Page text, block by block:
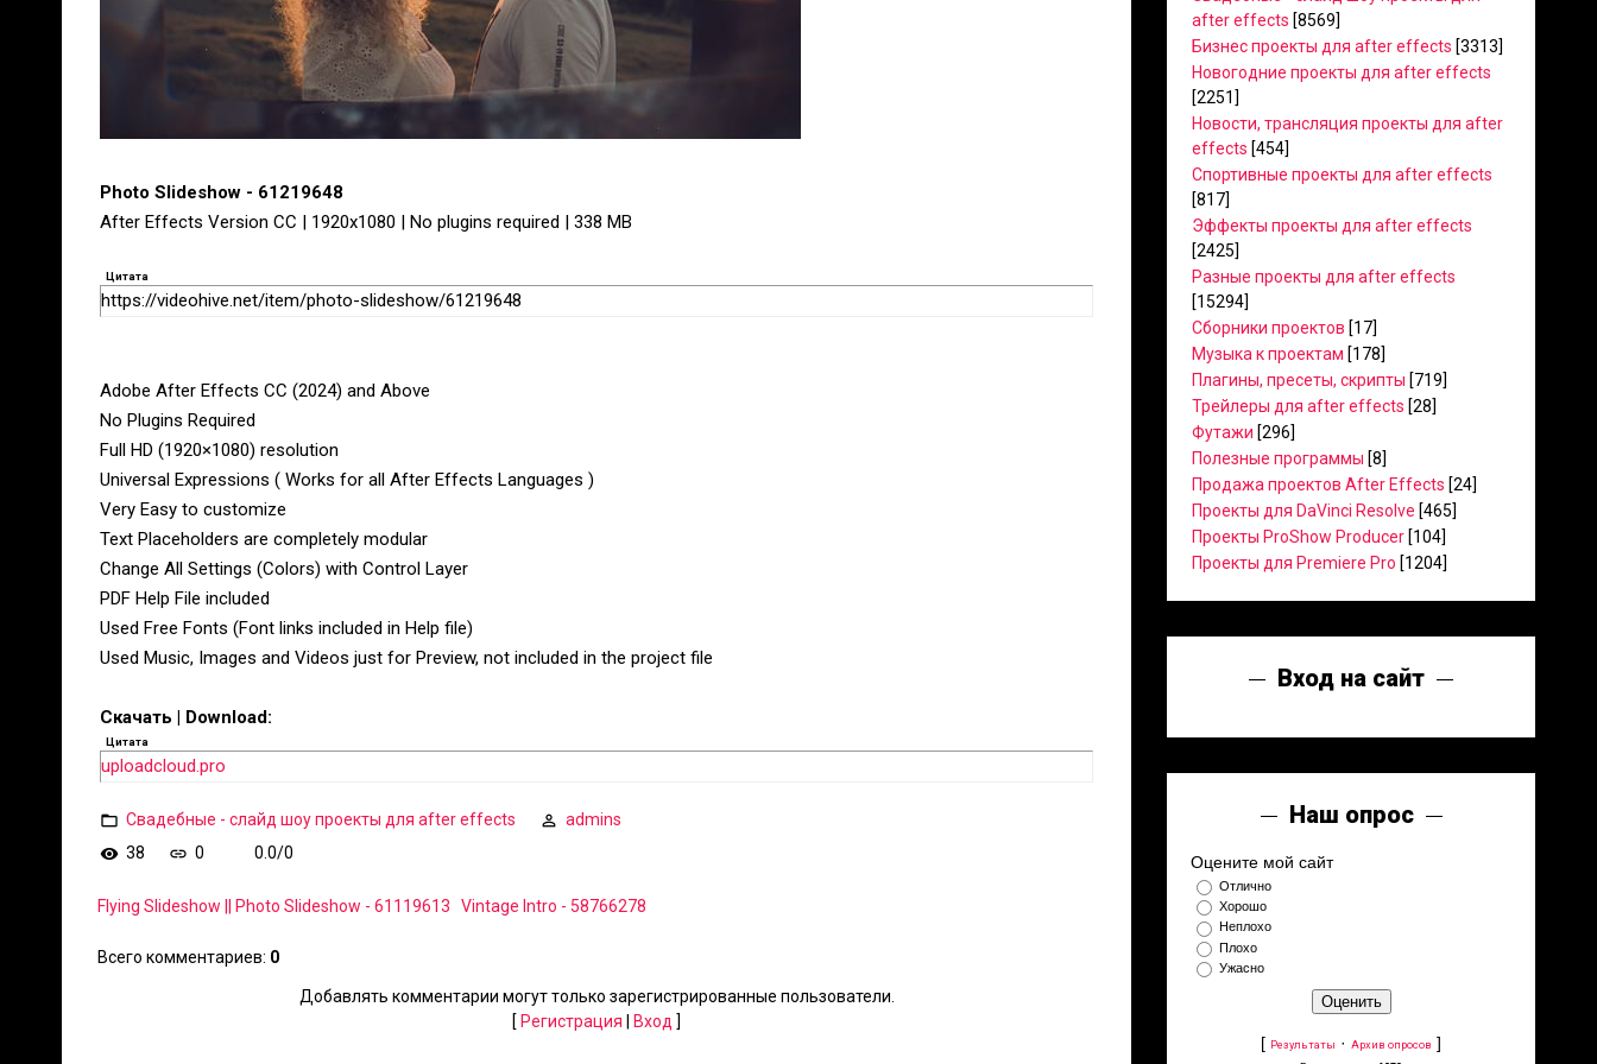
Photo Slideshow - 61219648
After Effects Version CC | 1920x1080 | No plugins required | 338 MB
Цитата
https://videohive.net/item/photo-slideshow/61219648
Adobe After Effects CC (2024) and Above
No Plugins Required
Full HD (1920×1080) resolution
Universal Expressions ( Works for all After Effects Languages )
Very Easy to customize
Text Placeholders are completely modular
Change All Settings (Colors) with Control Layer
PDF Help File included
Used Free Fonts (Font links included in Help file)
Used Music, Images and Videos just for Preview, not included in the project file
Скачать | Download:
Цитата
uploadcloud.pro
Свадебные - слайд шоу проекты для after effects
admins
38
0 0.0/0
Flying Slideshow || Photo Slideshow - 61119613 Vintage Intro - 58766278
Всего комментариев: 0
Добавлять комментарии могут только зарегистрированные пользователи.
[ Регистрация Вход ]
after effects [8569]
Бизнес проекты для after effects [3313]
Новогодние проекты для after effects
[2251]
Новости, трансляция проекты для after
effects [454]
Спортивные проекты для after effects
[817]
Эффекты проекты для after effects
[2425]
Разные проекты для after effects
[15294]
Сборники проектов [17]
Музыка к проектам [178]
Плагины, пресеты, скрипты [719]
Трейлеры для after effects [28]
Футажи [296]
Полезные программы [8]
Продажа проектов After Effects [24]
Проекты для DaVinci Resolve [465]
Проекты ProShow Producer [104]
Проекты для Premiere Pro [1204]
Вход на сайт
Наш опрос
Оцените мой сайт
Отлично
Хорошо
Неплохо
Плохо
Ужасно
[ Результаты · Архив опросов ]